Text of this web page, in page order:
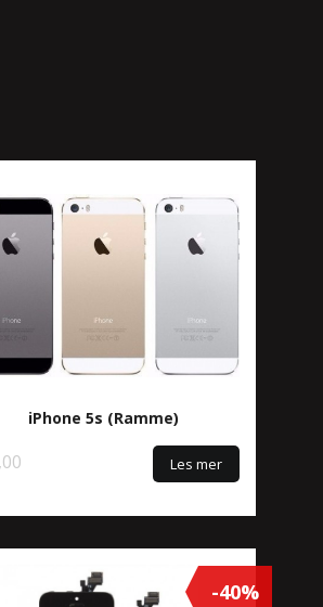
iPhone 5s (Ramme)
Les mer
-40%